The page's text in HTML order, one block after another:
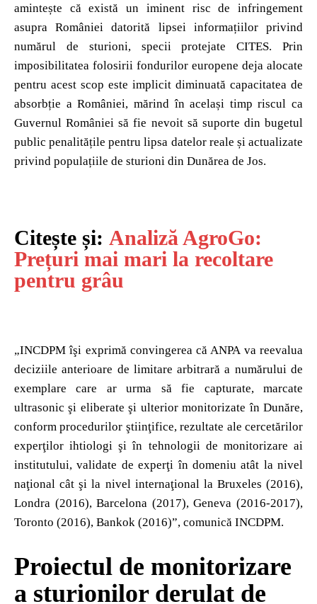
amintește că există un iminent risc de infringement
asupra României datorită lipsei informațiilor privind
numărul de sturioni, specii protejate CITES. Prin
imposibilitatea folosirii fondurilor europene deja alocate
pentru acest scop este implicit diminuată capacitatea de
absorbție a României, mărind în același timp riscul ca
Guvernul României să fie nevoit să suporte din bugetul
public penalitățile pentru lipsa datelor reale și actualizate
privind populațiile de sturioni din Dunărea de Jos.
Citește și: Analiză AgroGo:
Prețuri mai mari la recoltare
pentru grâu
„INCDPM îşi exprimă convingerea că ANPA va reevalua
deciziile anterioare de limitare arbitrară a numărului de
exemplare care ar urma să fie capturate, marcate
ultrasonic şi eliberate şi ulterior monitorizate în Dunăre,
conform procedurilor ştiinţifice, rezultate ale cercetărilor
experţilor ihtiologi şi în tehnologii de monitorizare ai
institutului, validate de experţi în domeniu atât la nivel
naţional cât şi la nivel internaţional la Bruxeles (2016),
Londra (2016), Barcelona (2017), Geneva (2016-2017),
Toronto (2016), Bankok (2016)”, comunică INCDPM.
Proiectul de monitorizare
a sturionilor derulat de